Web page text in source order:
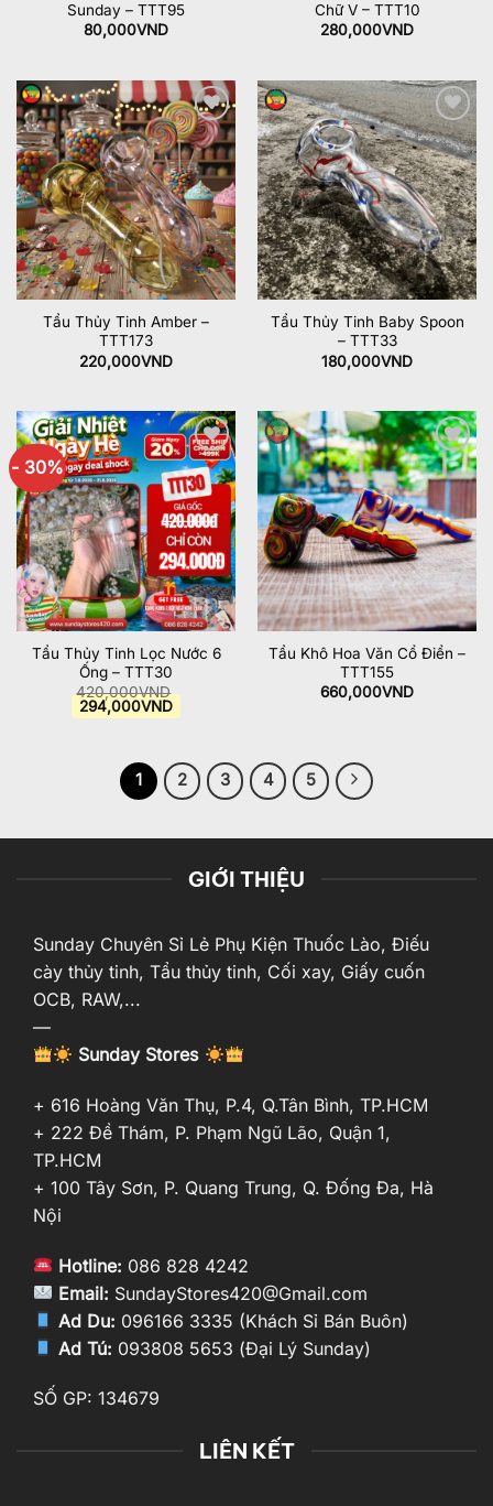
Sunday – TTT95
80,000VND
Chữ V – TTT10
280,000VND
Add to
wishlist
Tẩu Thủy Tinh Amber –
TTT173
220,000VND
Add to
wishlist
Tẩu Thủy Tinh Baby Spoon
– TTT33
180,000VND
- 30%
Add to
wishlist
Tẩu Thủy Tinh Lọc Nước 6
Ống – TTT30
420,000VND
Giá
gốc
294,000VND
hiện
294,000VND.
Add to
wishlist
Tẩu Khô Hoa Văn Cổ Điển –
TTT155
660,000VND
1 2 3 4 5
GIỚI THIỆU
Sunday Chuyên Sỉ Lẻ Phụ Kiện Thuốc Lào, Điếu
cày thủy tinh, Tẩu thủy tinh, Cối xay, Giấy cuốn
OCB, RAW,...
—
Sunday Stores
+ 616 Hoàng Văn Thụ, P.4, Q.Tân Bình, TP.HCM
+ 222 Đề Thám, P. Phạm Ngũ Lão, Quận 1,
TP.HCM
+ 100 Tây Sơn, P. Quang Trung, Q. Đống Đa, Hà
Nội
Hotline: 086 828 4242
Email: SundayStores420@Gmail.com
Ad Du: 096166 3335 (Khách Sỉ Bán Buôn)
Ad Tú: 093808 5653 (Đại Lý Sunday)
SỐ GP: 134679
LIÊN KẾT